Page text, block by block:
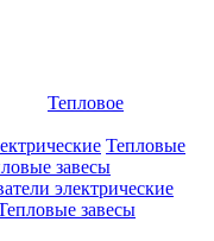
Тепловое
Тепловые
завесы
электрические
завесы